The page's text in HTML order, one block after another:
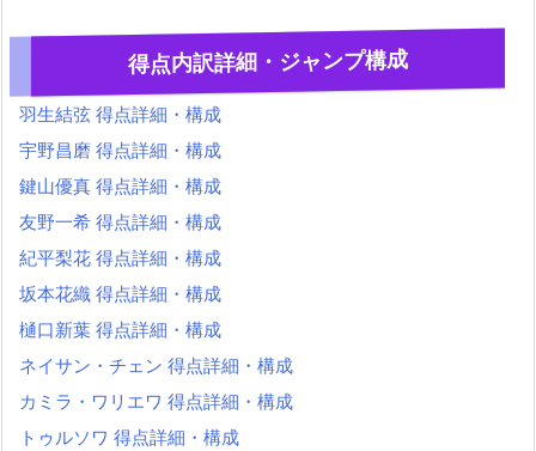
得点内訳詳細・ジャンプ構成
羽生結弦 得点詳細・構成
宇野昌磨 得点詳細・構成
鍵山優真 得点詳細・構成
友野一希 得点詳細・構成
紀平梨花 得点詳細・構成
坂本花織 得点詳細・構成
樋口新葉 得点詳細・構成
ネイサン・チェン 得点詳細・構成
カミラ・ワリエワ 得点詳細・構成
トゥルソワ 得点詳細・構成